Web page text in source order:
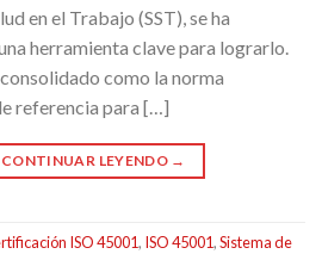
en el Trabajo (SST), se ha
herramienta clave para lograrlo.
como la norma
referencia para […]
CONTINUAR LEYENDO →
ISO 45001, ISO 45001,Sistema de